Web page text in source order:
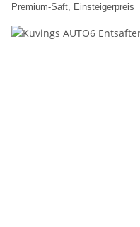
Premium-Saft, Einsteigerpreis